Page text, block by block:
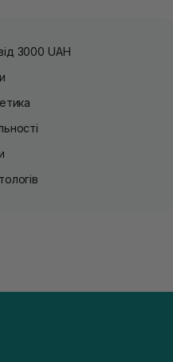
3000 UAH